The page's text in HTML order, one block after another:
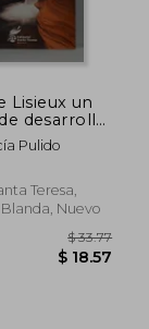
Lisieux un
desarrollo
Pulido
Teresa,
Blanda, Nuevo